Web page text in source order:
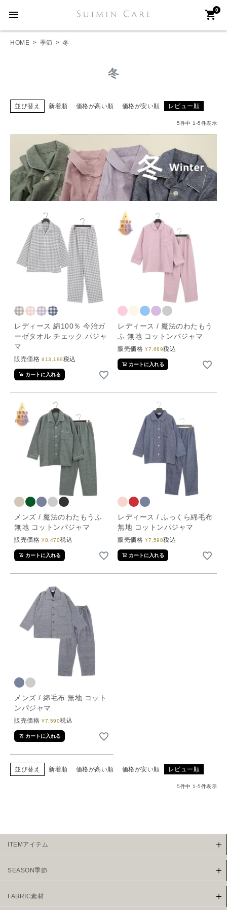
menu 0
shopping_cart
HOME 季節 冬
冬
並び替え 新着順 価格が高い順 価格が安い順 レビュー順
5件中 1 -5件表示
レディース 綿100％ 今治ガ
ーゼタオル チェック パジャ
マ
販売価格 ¥13,189税込
カートに入れる
レディース / 魔法のわたもう
ふ 無地 コットンパジャマ
販売価格 ¥7,689税込
カートに入れる
メンズ / 魔法のわたもうふ
無地 コットンパジャマ
販売価格 ¥8,470税込
カートに入れる
レディース / ふっくら綿毛布
無地 コットンパジャマ
販売価格 ¥7,590税込
カートに入れる
メンズ / 綿毛布 無地 コット
ンパジャマ
販売価格 ¥7,590税込
カートに入れる
並び替え 新着順 価格が高い順 価格が安い順 レビュー順
5件中 1-5件表示
ITEMアイテム
SEASON季節
FABRIC素材